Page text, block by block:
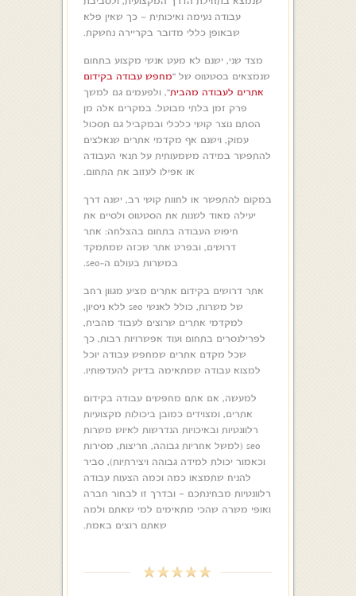
עבודה נעימה ואיכותית – כך שאין פלא
שבאופן כללי מדובר בקריירה נחשקת.
מצד שני, ישנם לא מעט אנשי מקצוע בתחום
שנמצאים בסטטוס של “מחפש עבודה בקידום
אתרים לעבודה מהבית“, ולפעמים גם למשך
פרק זמן בלתי מבוטל. במקרים אלה מן
הסתם נוצר קושי כלכלי ובמקביל גם תסכול
עמוק, וישנם אף מקדמי אתרים שנאלצים
להתפשר במידה משמעותית על תנאי העבודה
או אפילו לעזוב את התחום.
במקום להתפשר או לחוות קושי רב, ישנה דרך
יעילה מאוד לשנות את הסטטוס ולסיים את
חיפוש העבודה בתחום בהצלחה: אתר
דרושים, ובפרט אתר שכזה שמתמקד
במשרות בעולם ה-seo.
אתר דרושים בקידום אתרים מציע מגוון רחב
של משרות, כולל לאנשי seo ללא ניסיון,
למקדמי אתרים שרוצים לעבוד מהבית,
לפרילנסרים בתחום ועוד אפשרויות רבות, כך
שכל מקדם אתרים שמחפש עבודה יוכל
למצוא עבודה שמתאימה בדיוק להעדפותיו.
למעשה, אם אתם מחפשים עבודה בקידום
אתרים, ומצוידים כמובן ביכולות מקצועיות
רלוונטיות ובאיכויות הנדרשות לאיוש משרות
seo (למשל אחריות גבוהה, חריצות, מסירות
וכאמור יכולת למידה גבוהה ויצירתיות), סביר
להניח שתמצאו כמה וכמה הצעות עבודה
רלוונטיות מבחינתכם – ובדרך זו לבחור חברה
ואופי משרה שהכי מתאימים למי שאתם ולמה
שאתם רוצים באמת.